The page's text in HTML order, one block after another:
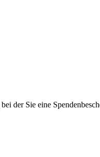
der Sie eine